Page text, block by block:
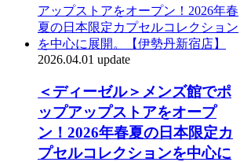
2026.04.01 update
＜ディーゼル＞メンズ館でポ
ップアップストアをオープ
ン！2026年春夏の日本限定カ
プセルコレクションを中心に